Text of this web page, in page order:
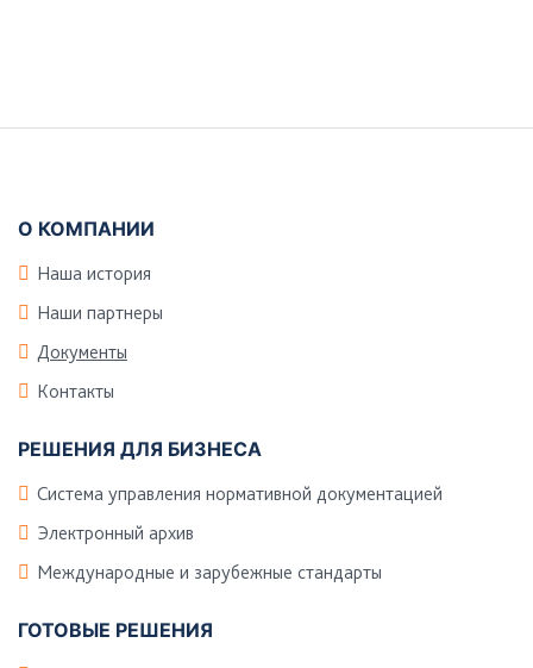
О КОМПАНИИ
Наша история
Наши партнеры
Документы
Контакты
РЕШЕНИЯ ДЛЯ БИЗНЕСА
Система управления нормативной документацией
Электронный архив
Международные и зарубежные стандарты
ГОТОВЫЕ РЕШЕНИЯ